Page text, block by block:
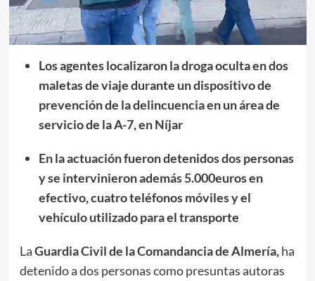
Los agentes localizaron la droga oculta en dos
maletas de viaje durante un dispositivo de
prevención de la delincuencia en un área de
servicio de la A-7, en Níjar
En la actuación fueron detenidos dos personas
y se intervinieron además 5.000euros en
efectivo, cuatro teléfonos móviles y el
vehículo utilizado para el transporte
LaGuardia Civil de la Comandancia de Almería,ha
detenido a dos personas como presuntas autoras